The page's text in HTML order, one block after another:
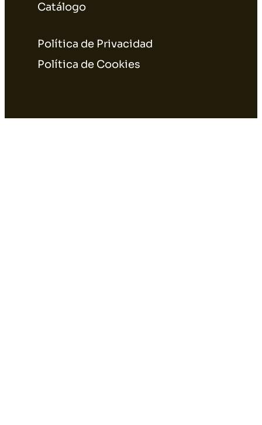
Catálogo
Política de Privacidad
Política de Cookies